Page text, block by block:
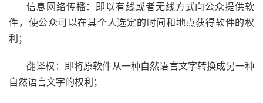
信息网络传播：即以有线或者无线方式向公众提供软
件，使公众可以在其个人选定的时间和地点获得软件的权
利；
翻译权：即将原软件从一种自然语言文字转换成另一种
自然语言文字的权利；